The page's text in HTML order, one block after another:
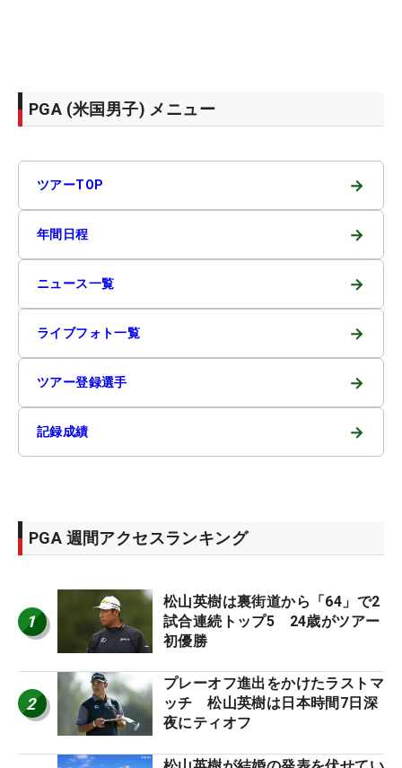
PGA (米国男子) メニュー
ツアーTOP →
年間日程 →
ニュース一覧 →
ライブフォト一覧 →
ツアー登録選手 →
記録成績 →
PGA 週間アクセスランキング
1
松山英樹は裏街道から「64」で2
試合連続トップ5 24歳がツアー
初優勝
2
プレーオフ進出をかけたラストマ
ッチ 松山英樹は日本時間7日深
夜にティオフ